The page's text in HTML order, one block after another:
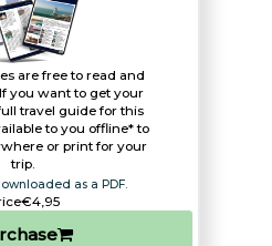
are free to read and
you want to get your
travel guide for this
to you offline* to
or print for your
trip.​
as a PDF.
€4,95